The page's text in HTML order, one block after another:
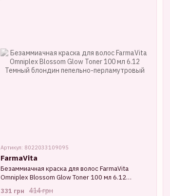
Артикул: 8022033109095
FarmaVita
Безаммиачная краска для волос FarmaVita
Omniplex Blossom Glow Toner 100 мл 6.12
Темный блондин пепельно-перламутровый
414 грн
331 грн